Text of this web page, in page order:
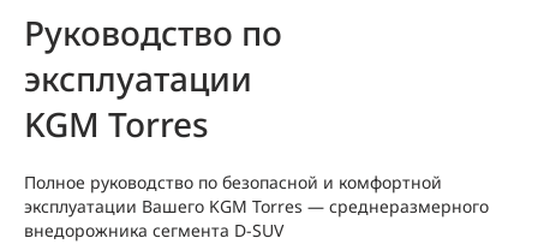
Руководство по
эксплуатации
KGM Torres
Полное руководство по безопасной и комфортной
эксплуатации Вашего KGM Torres — среднеразмерного
внедорожника сегмента D‑SUV